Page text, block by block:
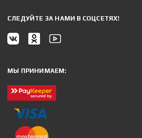
CЛЕДУЙТЕ ЗА НАМИ В СОЦСЕТЯХ!
МЫ ПРИНИМАЕМ: